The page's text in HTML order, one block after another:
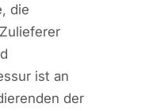
die
ist an
der